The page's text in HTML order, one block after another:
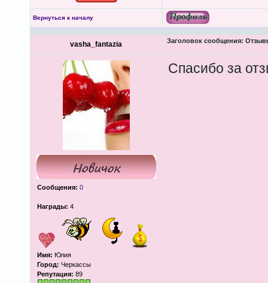
Вернуться к началу
vasha_fantazia Заголовок сообщения:
Сообщения: 0
Награды: 4
Имя: Юлия
Город: Черкассы
Репутация: 89
Спасибо за